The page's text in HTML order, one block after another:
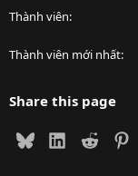
Thành viên
Thành viên mới nhất
Share this page
BlueskyLinkedIn
Reddit